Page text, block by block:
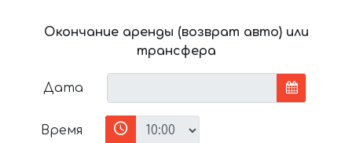
Окончание аренды (возврат авто) или
трансфера
Дата
Время